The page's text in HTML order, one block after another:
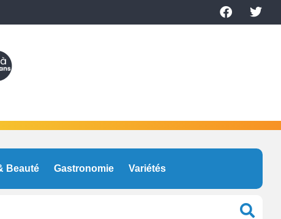
Beauté Gastronomie Variétés